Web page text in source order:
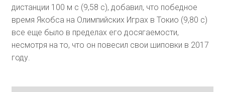
дистанции 100 м с (9,58 с), добавил, что победное
время Якобса на Олимпийских Играх в Токио (9,80 с)
все еще было в пределах его досягаемости,
несмотря на то, что он повесил свои шиповки в 2017
году.